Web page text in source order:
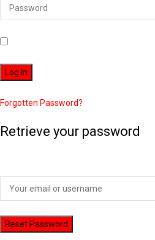
Forgotten Password?
Retrieve your password